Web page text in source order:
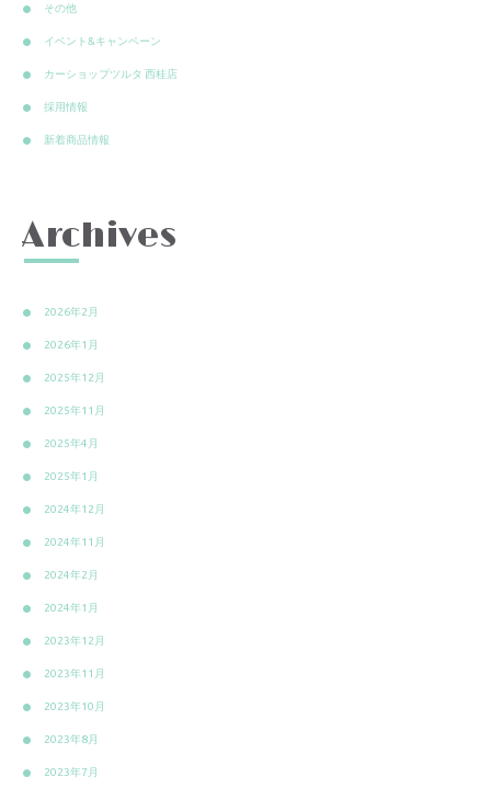
その他
イベント&キャンペーン
カーショップツルタ 西桂店
採用情報
新着商品情報
Archives
2026年2月
2026年1月
2025年12月
2025年11月
2025年4月
2025年1月
2024年12月
2024年11月
2024年2月
2024年1月
2023年12月
2023年11月
2023年10月
2023年8月
2023年7月